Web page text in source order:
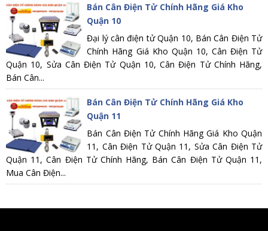
Bán Cân Điện Tử Chính Hãng Giá Kho
Quận 10
Đại lý cân điện tử Quận 10, Bán Cân Điện Tử
Chính Hãng Giá Kho Quận 10, Cân Điện Tử
Quận 10, Sửa Cân Điện Tử Quận 10, Cân Điện Tử Chính Hãng,
Bán Cân...
Bán Cân Điện Tử Chính Hãng Giá Kho
Quận 11
Bán Cân Điện Tử Chính Hãng Giá Kho Quận
11, Cân Điện Tử Quận 11, Sửa Cân Điện Tử
Quận 11, Cân Điện Tử Chính Hãng, Bán Cân Điện Tử Quận 11,
Mua Cân Điện...